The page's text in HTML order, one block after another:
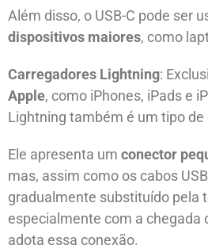
Além disso, o USB-C pode ser
dispositivos maiores, como
Carregadores Lightning:
Apple, como iPhones, iPads e
Lightning também é um tipo
Ele apresenta um conector
mas, assim como os cabos
gradualmente substituído pela
especialmente com a chegada
adota essa conexão.